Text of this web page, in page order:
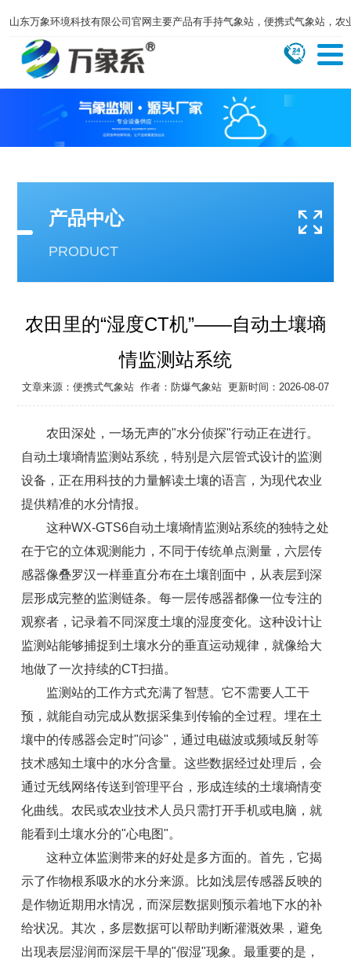
山东万象环境科技有限公司官网主要产品有手持气象站，便携式气象站，
产品中心
PRODUCT
农田里的“湿度CT机”——自动土壤墒
情监测站系统
文章来源： 便携式气象站 作者： 防爆气象站 更新时间：2026-08-07
农田深处，一场无声的"水分侦探"行动正在进行。
自动土壤墒情监测站系统 ，特别是六层管式设计的监测
设备，正在用科技的力量解读土壤的语言，为现代农业
提供精准的水分情报。
这种WX-GTS6自动土壤墒情监测站系统的独特之处
在于它的立体观测能力，不同于传统单点测量，六层传
感器像叠罗汉一样垂直分布在土壤剖面中，从表层到深
层形成完整的监测链条。每一层传感器都像一位专注的
观察者，记录着不同深度土壤的湿度变化。这种设计让
监测站能够捕捉到土壤水分的垂直运动规律，就像给大
地做了一次持续的CT扫描。
监测站的工作方式充满了智慧。它不需要人工干
预，就能自动完成从数据采集到传输的全过程。埋在土
壤中的传感器会定时"问诊"，通过电磁波或频域反射等
技术感知土壤中的水分含量。这些数据经过处理后，会
通过无线网络传送到管理平台，形成连续的土壤墒情变
化曲线。农民或农业技术人员只需打开手机或电脑，就
能看到土壤水分的"心电图"。
这种立体监测带来的好处是多方面的。首先，它揭
示了作物根系吸水的水分来源。比如浅层传感器反映的
是作物近期用水情况，而深层数据则预示着地下水的补
给状况。其次，多层数据可以帮助判断灌溉效果，避免
出现表层湿润而深层干旱的"假湿"现象。最重要的是，